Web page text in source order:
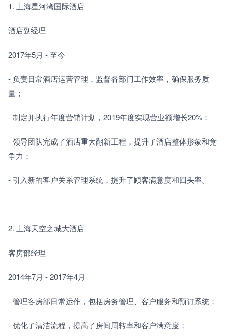
1. 上海星河湾国际酒店
酒店副经理
2017年5月 - 至今
- 负责日常酒店运营管理，监督各部门工作效率，确保服务质
量；
- 制定并执行年度营销计划，2019年度实现营业额增长20%；
- 领导团队完成了酒店重大翻新工程，提升了酒店整体形象和竞
争力；
- 引入新的客户关系管理系统，提升了顾客满意度和回头率。
2. 上海天空之城大酒店
客房部经理
2014年7月 - 2017年4月
- 管理客房部日常运作，包括房务管理、客户服务和预订系统；
- 优化了清洁流程，提高了房间周转率和客户满意度；